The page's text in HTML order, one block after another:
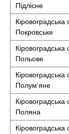
Підлісне
Покровське
Польове
Полум’яне
Поляна